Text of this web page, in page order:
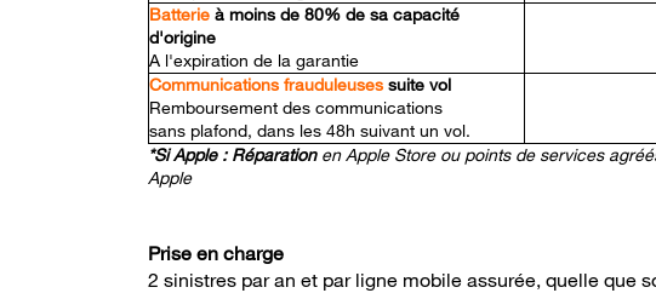
Batterie à moins de 80% de sa capacité
d'origine
A l'expiration de la garantie
Communications frauduleuses suite vol
Remboursement des communications
sans plafond, dans les 48h suivant un vol.
*Si Apple : Réparation en Apple Store ou points de services
Apple
Prise en charge
2 sinistres par an et par ligne mobile assurée, quelle que